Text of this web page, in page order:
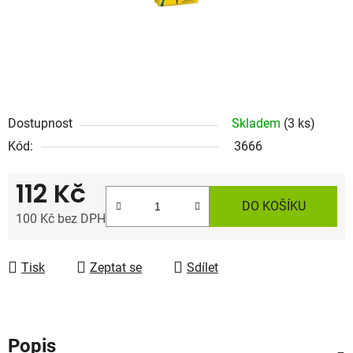
Dostupnost Skladem (3 ks)
Kód:
3666
112 Kč
100 Kč bez DPH
DO KOŠÍKU
Tisk Zeptat se Sdílet
Popis